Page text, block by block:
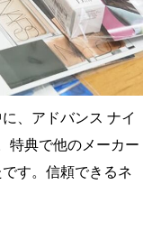
、アドバンス ナイ
特典で他のメーカー
す。信頼できるネ